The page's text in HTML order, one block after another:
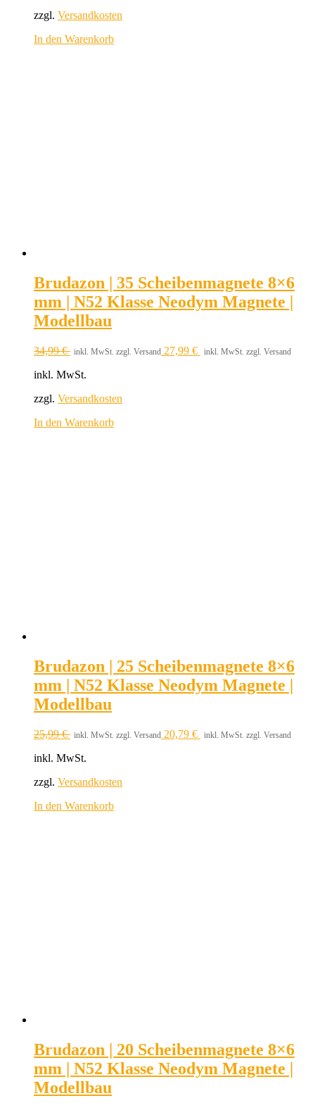
zzgl. Versandkosten
In den Warenkorb
Brudazon | 35 Scheibenmagnete 8×6
mm | N52 Klasse Neodym Magnete |
Modellbau
34,99€ inkl. MwSt. zzgl. Versand 27,99 € inkl. MwSt. zzgl. Versand
inkl. MwSt.
zzgl. Versandkosten
In den Warenkorb
Brudazon | 25 Scheibenmagnete 8×6
mm | N52 Klasse Neodym Magnete |
Modellbau
25,99€ inkl. MwSt. zzgl. Versand 20,79 € inkl. MwSt. zzgl. Versand
inkl. MwSt.
zzgl. Versandkosten
In den Warenkorb
Brudazon | 20 Scheibenmagnete 8×6
mm | N52 Klasse Neodym Magnete |
Modellbau